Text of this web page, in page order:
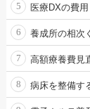
5 医療DXの費
6 養成所の相次
7 高額療養費見
8 病床を整備す